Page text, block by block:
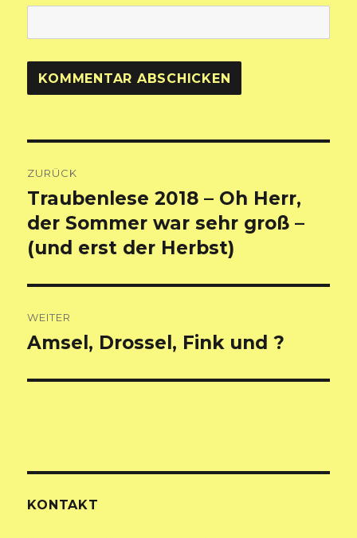
ZURÜCK
Vorheriger
Beitrag:
Traubenlese 2018 – Oh Herr,
der Sommer war sehr groß –
(und erst der Herbst)
WEITER
Nächster
Amsel, Drossel, Fink und ?
KONTAKT